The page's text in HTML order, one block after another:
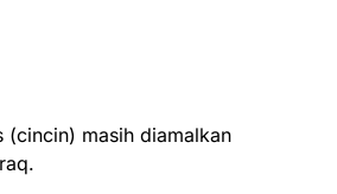
(cincin) masih diamalkan